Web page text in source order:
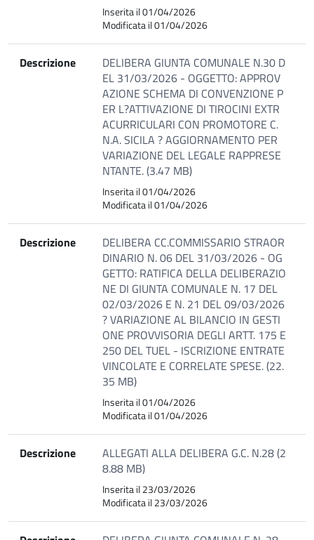
Inserita il 01/04/2026
Modificata il 01/04/2026
Descrizione
DELIBERA GIUNTA COMUNALE N.30 D
EL 31/03/2026 - OGGETTO: APPROV
AZIONE SCHEMA DI CONVENZIONE P
ER L?ATTIVAZIONE DI TIROCINI EXTR
ACURRICULARI CON PROMOTORE C.
N.A. SICILA ? AGGIORNAMENTO PER
VARIAZIONE DEL LEGALE RAPPRESE
NTANTE. (3.47 MB)
Inserita il 01/04/2026
Modificata il 01/04/2026
Descrizione
DELIBERA CC.COMMISSARIO STRAOR
DINARIO N. 06 DEL 31/03/2026 - OG
GETTO: RATIFICA DELLA DELIBERAZIO
NE DI GIUNTA COMUNALE N. 17 DEL
02/03/2026 E N. 21 DEL 09/03/2026
? VARIAZIONE AL BILANCIO IN GESTI
ONE PROVVISORIA DEGLI ARTT. 175 E
250 DEL TUEL - ISCRIZIONE ENTRATE
VINCOLATE E CORRELATE SPESE. (22.
35 MB)
Inserita il 01/04/2026
Modificata il 01/04/2026
Descrizione
ALLEGATI ALLA DELIBERA G.C. N.28 (2
8.88 MB)
Inserita il 23/03/2026
Modificata il 23/03/2026